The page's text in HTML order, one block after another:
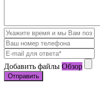
Добавить файлы Обзор
Отправить